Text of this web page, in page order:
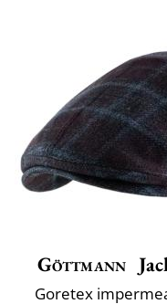
Göttmann
Goretex